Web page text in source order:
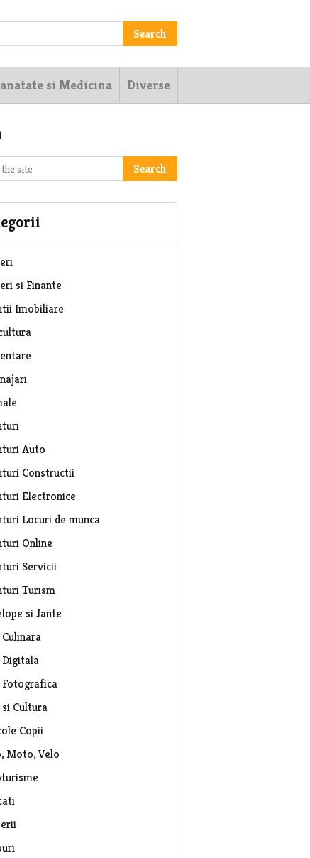
Search
si Medicina Diverse
Search
si Finante
Imobiliare
Auto
Constructii
Electronice
Locuri de munca
Online
Servicii
Turism
si Jante
Cultura
Copii
Moto, Velo